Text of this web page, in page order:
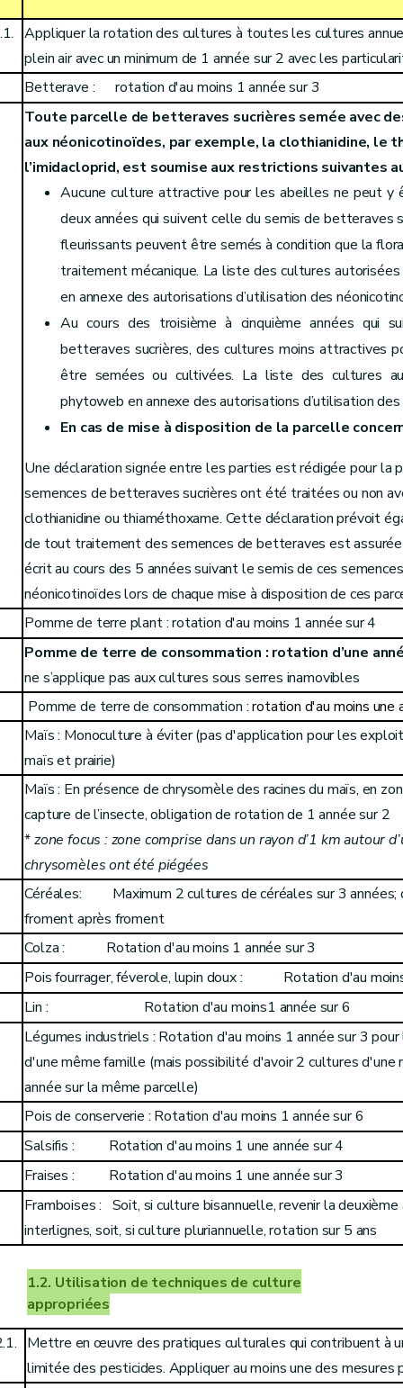
Appliquer la rotation des cultures à toutes les cultures
plein air avec un minimum de 1 année sur 2 avec les
Betterave : rotation d'au moins 1 année sur 3
Toute parcelle de betteraves sucrières semée avec
aux néonicotinoïdes, par exemple, la clothianidine, le
l’imidacloprid, est soumise aux restrictions suivantes
Aucune culture attractive pour les abeilles ne peut y
deux années qui suivent celle du semis de betteraves
fleurissants peuvent être semés à condition que la
traitement mécanique. La liste des cultures
en annexe des autorisations d’utilisation des
Au cours des troisième à cinquième années qui
betteraves sucrières, des cultures moins attractives
être semées ou cultivées. La liste des cultures
phytoweb en annexe des autorisations d’utilisation
En cas de mise à disposition de la parcelle
Une déclaration signée entre les parties est rédigée pour la
semences de betteraves sucrières ont été traitées ou non
clothianidine ou thiaméthoxame. Cette déclaration prévoit
de tout traitement des semences de betteraves est assurée
écrit au cours des 5 années suivant le semis de ces
néonicotinoïdes lors de chaque mise à disposition de ces
Pomme de terre plant : rotation d'au moins 1 année sur 4
Pomme de terre de consommation : rotation d’une
ne s’applique pas aux cultures sous serres inamovibles
Pomme de terre de consommation :rotation d'au moins une
Maïs : Monoculture à éviter (pas d'application pour les
maïs et prairie)
Maïs : En présence de chrysomèle des racines du maïs, en
capture de l’insecte, obligation de rotation de 1 année sur 2
*zone focus : zone comprise dans un rayon d’1 km autour
chrysomèles ont été piégées
Céréales: Maximum 2 cultures de céréales sur 3 années;
froment après froment
Colza : Rotation d'au moins 1 année sur 3
Pois fourrager, féverole, lupin doux : Rotation d'au
Lin : Rotation d'au moins1 année sur 6
Légumes industriels : Rotation d'au moins 1 année sur 3
d'une même famille (mais possibilité d'avoir 2 cultures d'une
année sur la même parcelle)
Pois de conserverie : Rotation d'au moins 1 année sur 6
Salsifis : Rotation d'au moins 1 une année sur 4
Fraises : Rotation d'au moins 1 une année sur 3
Framboises : Soit, si culture bisannuelle, revenir la deuxième
interlignes, soit, si culture pluriannuelle, rotation sur 5 ans
1.2. Utilisation de techniques de culture
appropriées
Mettre en œuvre des pratiques culturales qui contribuent à
limitée des pesticides. Appliquer au moins une des